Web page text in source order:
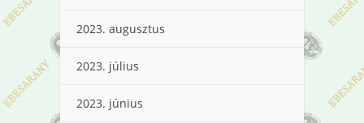
2023. augusztus
2023. július
2023. június